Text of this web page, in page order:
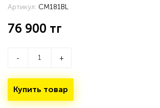
Артикул: CM181BL
76 900 тг
- +
Купить товар